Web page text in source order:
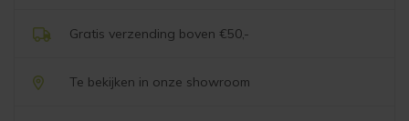
Gratis verzending boven €50,-
Te bekijken in onze showroom